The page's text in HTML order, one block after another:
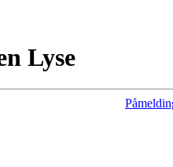
Lyse